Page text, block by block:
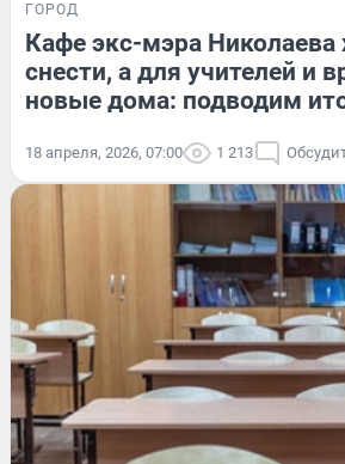
ГОРОД
Кафе экс-мэра Николаева
снести, а для учителей и
новые дома: подводим
18 апреля, 2026, 07:00 1 213